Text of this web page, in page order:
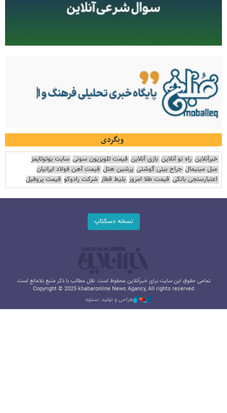
وبگردی
خبرآنلاین راه نو آنلاین بازی آنلاین قیمت تلویزیون سونی سایت یوتوتایمز
مبل مینیمال جراح بینی گوشتی پرشین هتل قیمت آهن فولاد ایرانیان
اعتبارسنجی بانکی قیمت طلا امروز بلیط قطار شرکت رادوکو قیمت پروفیل
نسخه دسکتاپ
تمامی حقوق این سایت برای خبرآنلاین محفوظ است. نقل مطالب با ذکر منبع بلامانع است.
Copyright © 2025 khabaronline News Agancy, All rights reserved
طراحی و تولید: نستوه